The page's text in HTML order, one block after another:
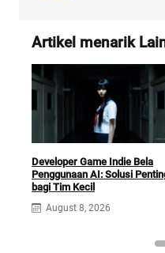
Artikel menarik
Developer Game Indie Bela
Penggunaan AI: Solusi
bagi Tim Kecil
August 8, 2026